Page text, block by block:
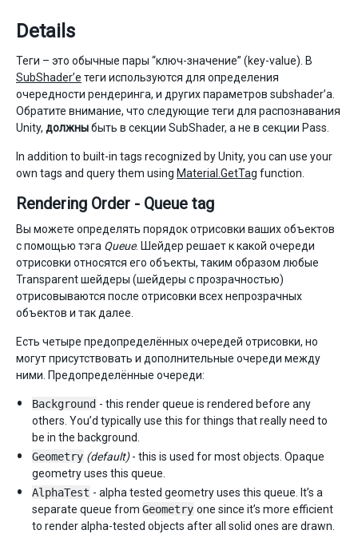
Details
Теги – это обычные пары “ключ-значение” (key-value). В
SubShader’е теги используются для определения
очередности рендеринга, и других параметров subshader’а.
Обратите внимание, что следующие теги для распознавания
Unity, должныбыть в секции SubShader, а не в секции Pass.
In addition to built-in tags recognized by Unity, you can use your
own tags and query them using Material.GetTag function.
Rendering Order - Queue tag
Вы можете определять порядок отрисовки ваших объектов
с помощью тэга Queue. Шейдер решает к какой очереди
отрисовки относятся его объекты, таким образом любые
Transparent шейдеры (шейдеры с прозрачностью)
отрисовываются после отрисовки всех непрозрачных
объектов и так далее.
Есть четыре предопределённых очередей отрисовки, но
могут присутствовать и дополнительные очереди между
ними. Предопределённые очереди:
Background - this render queue is rendered before any
others. You’d typically use this for things that really need to
be in the background.
Geometry (default)- this is used for most objects. Opaque
geometry uses this queue.
AlphaTest - alpha tested geometry uses this queue. It’s a
separate queue from Geometry one since it’s more efficient
to render alpha-tested objects after all solid ones are drawn.